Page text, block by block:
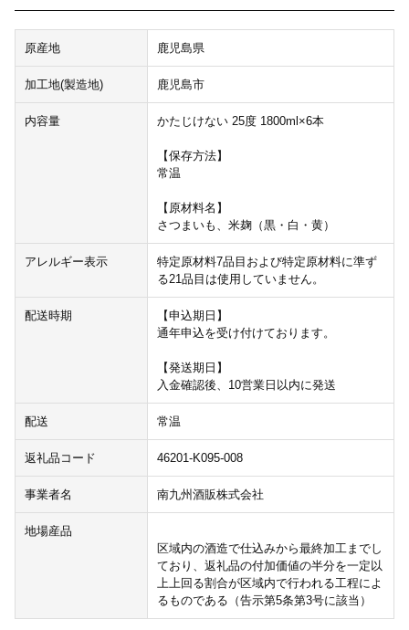
原産地 鹿児島県
加工地(製造地) 鹿児島市
内容量 かたじけない 25度 1800ml×6本
【保存方法】
常温
【原材料名】
さつまいも、米麹（黒・白・黄）
アレルギー表示
特定原材料7品目および特定原材料に準ず
る21品目は使用していません。
配送時期
【申込期日】
通年申込を受け付けております。
【発送期日】
入金確認後、10営業日以内に発送
配送 常温
返礼品コード 46201-K095-008
事業者名 南九州酒販株式会社
地場産品
区域内の酒造で仕込みから最終加工までし
ており、返礼品の付加価値の半分を一定以
上上回る割合が区域内で行われる工程によ
るものである（告示第5条第3号に該当）